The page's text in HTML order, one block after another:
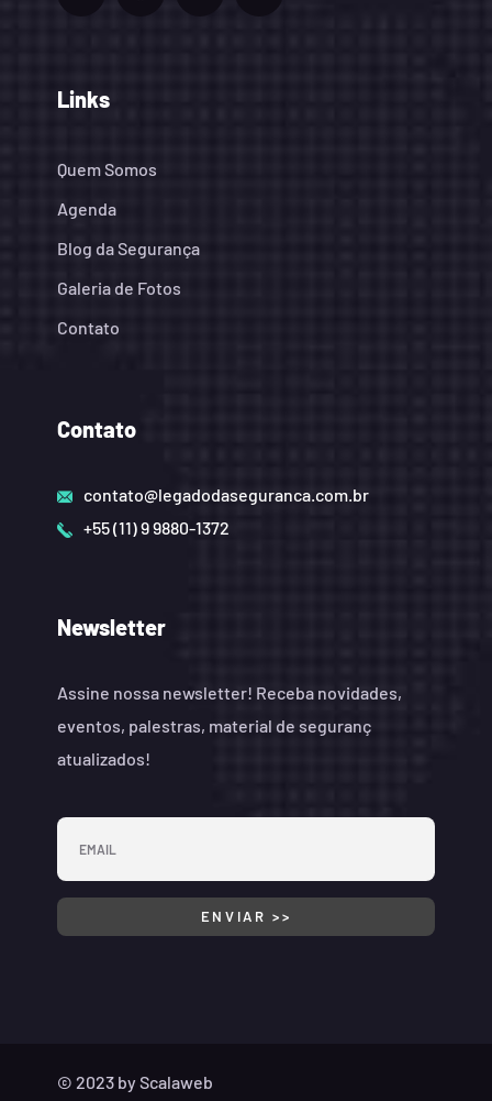
Links
Quem Somos
Agenda
Blog da Segurança
Galeria de Fotos
Contato
Contato
contato@legadodaseguranca.com.br
+55 (11) 9 9880-1372
Newsletter
Assine nossa newsletter! Receba novidades,
eventos, palestras, material de seguranç
atualizados!
© 2023 byScalaweb